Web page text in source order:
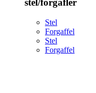
stel/forgafler
Stel
Forgaffel
Stel
Forgaffel